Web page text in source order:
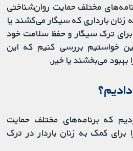
مختلف حمایت روان‌شناختی
زنان بارداری که سیگار می‌کشند یا
برای ترک سیگار و حفظ سلامت خود
‌خواستیم بررسی کنیم که این
بهبود می‌بخشند یا خیر.
که برنامه‌های مختلف حمایت
برای کمک به زنان باردار در ترک